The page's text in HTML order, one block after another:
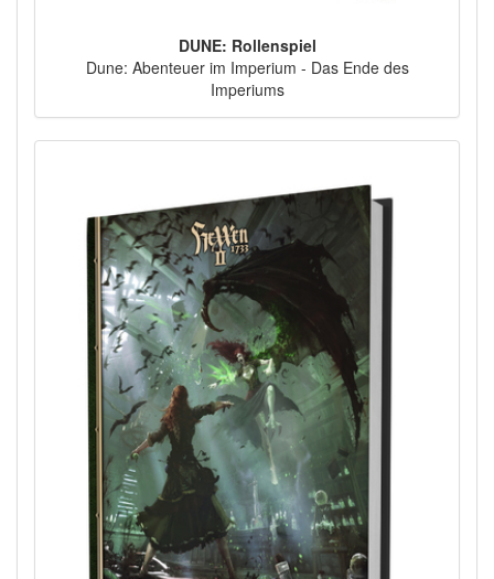
DUNE: Rollenspiel
Dune: Abenteuer im Imperium - Das Ende des
Imperiums